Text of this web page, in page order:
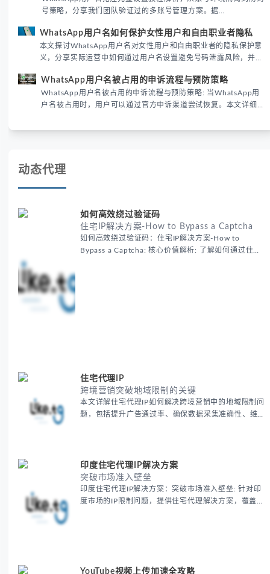
号策略，分享我们团队验证过的多账号管理方案。据
性直接影响转化率。
WhatsApp用户名如何保护女性用户和自由职业者隐私
本文探讨WhatsApp用户名对女性用户和自由职业者的隐私保护意
义，分享实际运营中如何通过用户名设置避免号码泄露风险，并提
已成为全球数字沟通的首要考量。
WhatsApp用户名被占用的申诉流程与预防策略
WhatsApp用户名被占用的申诉流程与预防策略: 当WhatsApp用
户名被占用时，用户可以通过官方申诉渠道尝试恢复。本文详细解
账号安全。
动态代理
如何高效绕过验证码
住宅IP解决方案-How to Bypass a Captcha
如何高效绕过验证码：住宅IP解决方案-How to
Bypass a Captcha: 核心价值解析: 了解如何通过住宅
住宅代理IP
跨境营销突破地域限制的关键
本文详解住宅代理IP如何解决跨境营销中的地域限制问
题，包括提升广告通过率、确保数据采集准确性、维护
印度住宅代理IP解决方案
突破市场准入壁垒
印度住宅代理IP解决方案：突破市场准入壁垒: 针对印
度市场的IP限制问题，提供住宅代理解决方案，覆盖主
YouTube视频上传加速全攻略